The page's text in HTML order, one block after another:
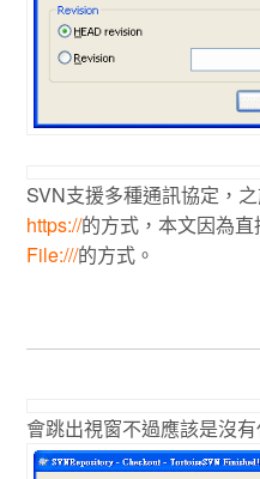
SVN支援多種通訊協定，
https://的方式，本文因為
File:///的方式。
會跳出視窗不過應該是沒